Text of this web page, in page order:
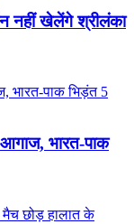
नहीं खेलेंगे श्रीलंका
भारत-पाक